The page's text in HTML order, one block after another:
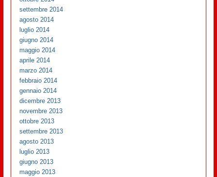
settembre 2014
agosto 2014
luglio 2014
giugno 2014
maggio 2014
aprile 2014
marzo 2014
febbraio 2014
gennaio 2014
dicembre 2013
novembre 2013
ottobre 2013
settembre 2013
agosto 2013
luglio 2013
giugno 2013
maggio 2013